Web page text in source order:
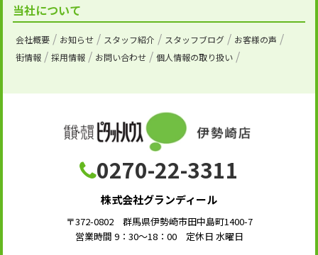
当社について
会社概要 お知らせ スタッフ紹介 スタッフブログ
お客様の声
街情報
採用情報 お問い合わせ 個人情報の取り扱い
0270-22-3311
株式会社グランディール
〒372-0802 群馬県伊勢崎市田中島町1400-7
営業時間 9：30～18：00 定休日 水曜日